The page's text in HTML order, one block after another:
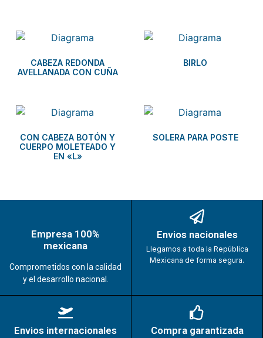
CABEZA REDONDA
AVELLANADA CON CUÑA
BIRLO
CON CABEZA BOTÓN Y
CUERPO MOLETEADO Y
EN «L»
SOLERA PARA POSTE
Empresa 100%
mexicana
Comprometidos con la calidad
y el desarrollo nacional.
Envios nacionales
Llegamos a toda la República
Mexicana de forma segura.
Envios internacionales Compra garantizada